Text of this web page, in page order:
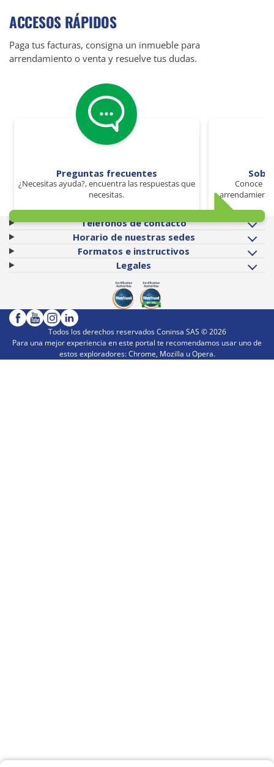
ACCESOS RÁPIDOS
Paga tus facturas, consigna un inmueble para
arrendamiento o venta y resuelve tus dudas.
Preguntas frecuentes
¿Necesitas ayuda?, encuentra las respuestas que
necesitas.
Conoce
Teléfonos de contacto
Horario de nuestras sedes
Formatos e instructivos
Legales
Todos los derechos reservados Coninsa SAS ©2026
Para una mejor experiencia en este portal te recomendamos usar uno de
estos exploradores: Chrome, Mozilla u Opera.